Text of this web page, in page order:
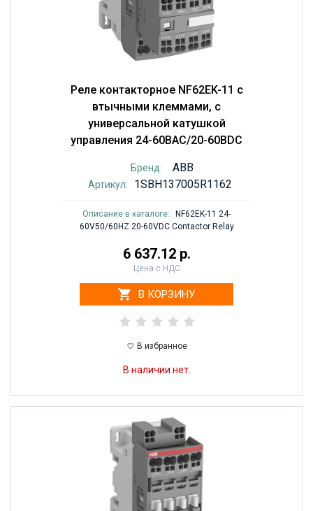
Реле контакторное NF62EK-11 с
втычными клеммами, с
универсальной катушкой
управления 24-60BAC/20-60BDC
Бренд: ABB
Артикул: 1SBH137005R1162
Описание в каталоге:: NF62EK-11 24-
60V50/60HZ 20-60VDC Contactor Relay
6 637.12 р.
Цена с НДС
В КОРЗИНУ
В избранное
В наличии нет.